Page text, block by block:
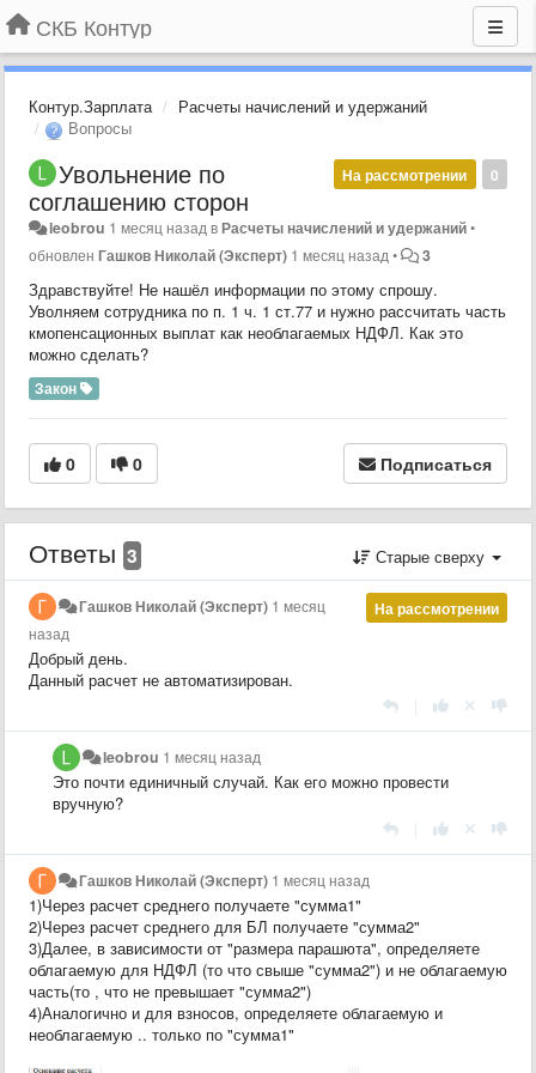
СКБ Контур
Контур.Зарплата
Расчеты начислений и удержаний
Вопросы
0
На рассмотрении
Увольнение по
соглашению сторон
leobrou 1 месяц назад вРасчеты начислений и удержаний•
обновлен Гашков Николай (Эксперт) 1 месяц назад • 3
Здравствуйте! Не нашёл информации по этому спрошу.
Уволняем сотрудника по п. 1 ч. 1 ст.77 и нужно рассчитать часть
кмопенсационных выплат как необлагаемых НДФЛ. Как это
можно сделать?
Закон
0 0 Подписаться
Ответы 3 Старые сверху
На рассмотрении
Гашков Николай (Эксперт) 1 месяц
назад
Добрый день.
Данный расчет не автоматизирован.
leobrou 1 месяц назад
Это почти единичный случай. Как его можно провести
вручную?
Гашков Николай (Эксперт) 1 месяц назад
1)Через расчет среднего получаете "сумма1"
2)Через расчет среднего для БЛ получаете "сумма2"
3)Далее, в зависимости от "размера парашюта", определяете
облагаемую для НДФЛ (то что свыше "сумма2") и не облагаемую
часть(то , что не превышает "сумма2")
4)Аналогично и для взносов, определяете облагаемую и
необлагаемую .. только по "сумма1"